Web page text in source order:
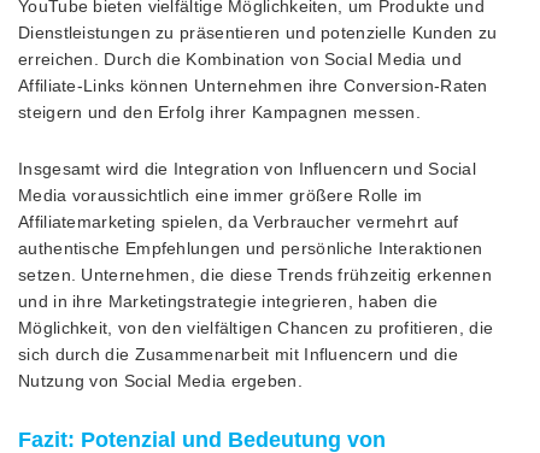
YouTube bieten vielfältige Möglichkeiten, um Produkte und
Dienstleistungen zu präsentieren und potenzielle Kunden zu
erreichen. Durch die Kombination von Social Media und
Affiliate-Links können Unternehmen ihre Conversion-Raten
steigern und den Erfolg ihrer Kampagnen messen.
Insgesamt wird die Integration von Influencern und Social
Media voraussichtlich eine immer größere Rolle im
Affiliatemarketing spielen, da Verbraucher vermehrt auf
authentische Empfehlungen und persönliche Interaktionen
setzen. Unternehmen, die diese Trends frühzeitig erkennen
und in ihre Marketingstrategie integrieren, haben die
Möglichkeit, von den vielfältigen Chancen zu profitieren, die
sich durch die Zusammenarbeit mit Influencern und die
Nutzung von Social Media ergeben.
Fazit: Potenzial und Bedeutung von